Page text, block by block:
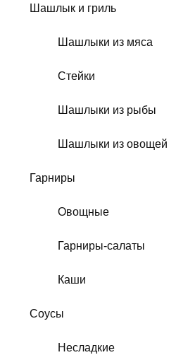
Шашлык и гриль
Шашлыки из мяса
Стейки
Шашлыки из рыбы
Шашлыки из овощей
Гарниры
Овощные
Гарниры-салаты
Каши
Соусы
Несладкие